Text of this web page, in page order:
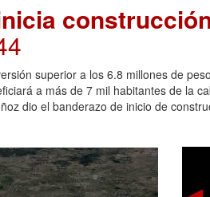
superior a los 6.8 millones de
a más de 7 mil habitantes de la
dio el banderazo de inicio de